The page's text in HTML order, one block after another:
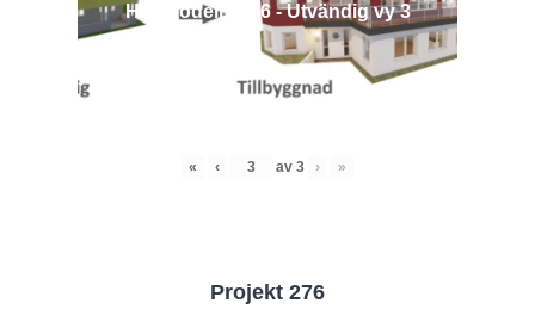
Husmodell 1966 - Utvändig vy 3
« ‹ av 3 › »
Projekt 276